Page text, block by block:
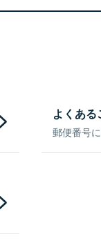
よくあ
郵便番号